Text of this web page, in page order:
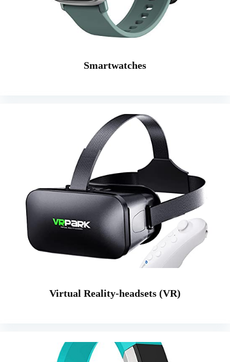
Smartwatches
Virtual Reality-headsets (VR)